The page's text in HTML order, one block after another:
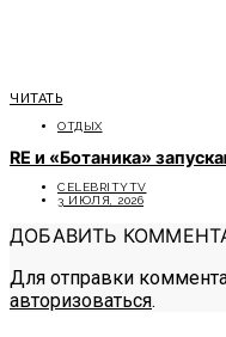
ЧИТАТЬ
ОТДЫХ
RE и «Ботаника»
CELEBRITYTV
3 ИЮЛЯ, 2026
ДОБАВИТЬ
Для отправки
авторизоваться.